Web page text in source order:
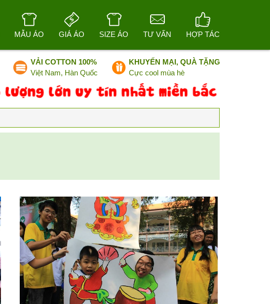
MẪU ÁO GIÁ ÁO SIZE ÁO TƯ VẤN HỢP TÁC
VẢI COTTON 100%
Việt Nam, Hàn Quốc
KHUYẾN MẠI, QUÀ TẶNG
Cực cool mùa hè